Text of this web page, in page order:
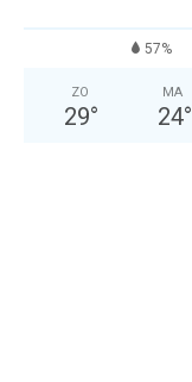
57%
ZO
29°
MA
24°